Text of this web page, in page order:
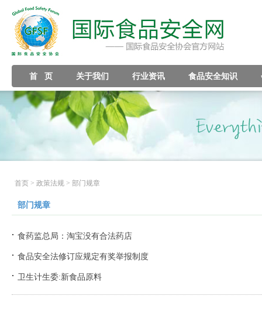
首 页 关于我们 行业资讯 食品安全知识
首页 > 政策法规 > 部门规章
部门规章
食药监总局：淘宝没有合法药店
食品安全法修订应规定有奖举报制度
卫生计生委:新食品原料